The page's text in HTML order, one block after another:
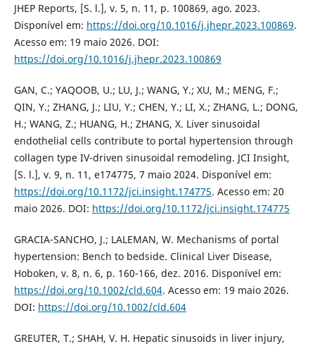
JHEP Reports, [S. l.], v. 5, n. 11, p. 100869, ago. 2023.
Disponível em: https://doi.org/10.1016/j.jhepr.2023.100869.
Acesso em: 19 maio 2026. DOI:
https://doi.org/10.1016/j.jhepr.2023.100869
GAN, C.; YAQOOB, U.; LU, J.; WANG, Y.; XU, M.; MENG, F.;
QIN, Y.; ZHANG, J.; LIU, Y.; CHEN, Y.; LI, X.; ZHANG, L.; DONG,
H.; WANG, Z.; HUANG, H.; ZHANG, X. Liver sinusoidal
endothelial cells contribute to portal hypertension through
collagen type IV-driven sinusoidal remodeling. JCI Insight,
[S. l.], v. 9, n. 11, e174775, 7 maio 2024. Disponível em:
https://doi.org/10.1172/jci.insight.174775. Acesso em: 20
maio 2026. DOI: https://doi.org/10.1172/jci.insight.174775
GRACIA-SANCHO, J.; LALEMAN, W. Mechanisms of portal
hypertension: Bench to bedside. Clinical Liver Disease,
Hoboken, v. 8, n. 6, p. 160-166, dez. 2016. Disponível em:
https://doi.org/10.1002/cld.604. Acesso em: 19 maio 2026.
DOI: https://doi.org/10.1002/cld.604
GREUTER, T.; SHAH, V. H. Hepatic sinusoids in liver injury,